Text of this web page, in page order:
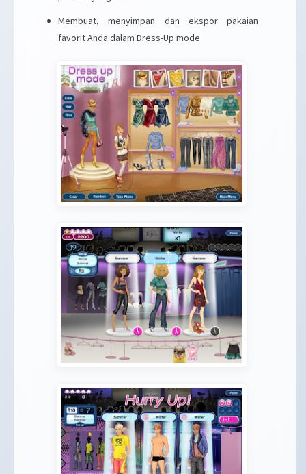
Membuat, menyimpan dan ekspor pakaian
favorit Anda dalam Dress-Up mode